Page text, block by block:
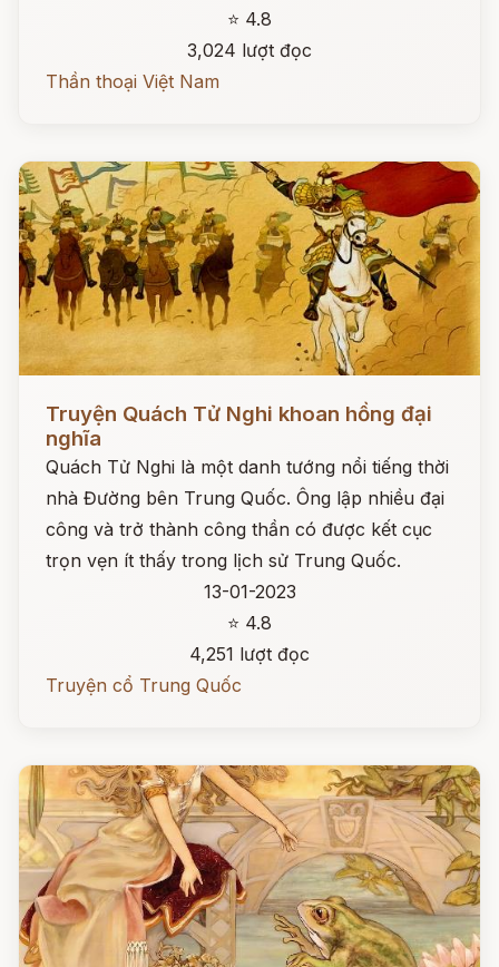
⭐ 4.8
3,024 lượt đọc
Thần thoại Việt Nam
Truyện Quách Tử Nghi khoan hồng đại
nghĩa
Quách Tử Nghi là một danh tướng nổi tiếng thời
nhà Đường bên Trung Quốc. Ông lập nhiều đại
công và trở thành công thần có được kết cục
trọn vẹn ít thấy trong lịch sử Trung Quốc.
13-01-2023
⭐ 4.8
4,251 lượt đọc
Truyện cổ Trung Quốc